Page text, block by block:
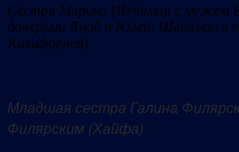
Сестра Марина Шейнман с мужем
дочерьми Яной и Юлей Шейнман в
Калифорния)
Младшая сестра Галина
Филярским (Хайфа)